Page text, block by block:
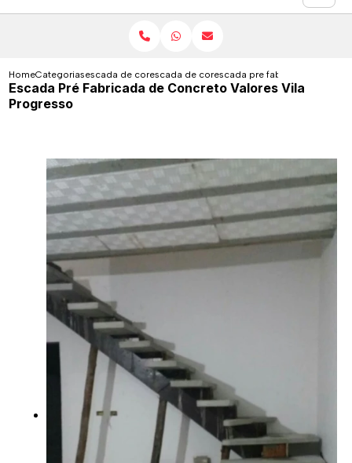
HomeCategoriasescada de concretoescada de concreto com viga central
escada pre fabricada de
Escada Pré Fabricada de Concreto Valores Vila
Progresso